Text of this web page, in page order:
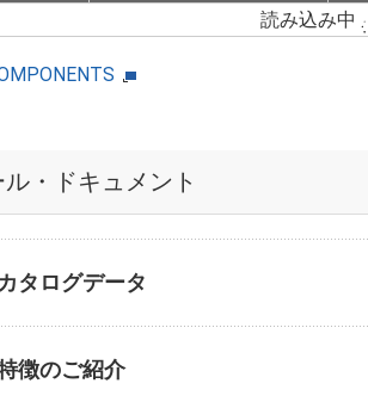
読み込み中
・ドキュメント
カタログデータ
徴のご紹介